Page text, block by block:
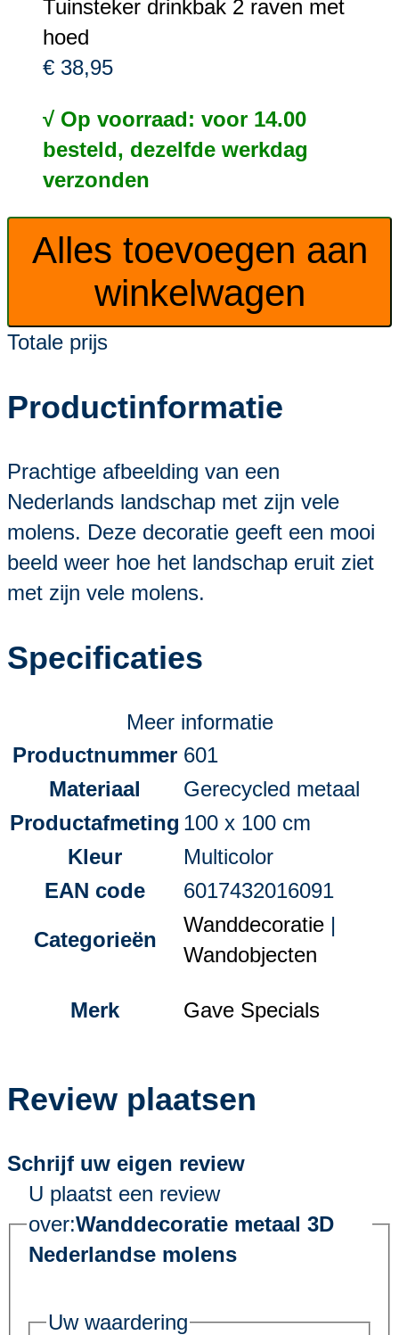
Tuinsteker drinkbak 2 raven met
hoed
€ 38,95
√ Op voorraad: voor 14.00
besteld, dezelfde werkdag
verzonden
Alles toevoegen aan
winkelwagen
Totale prijs
Productinformatie
Prachtige afbeelding van een
Nederlands landschap met zijn vele
molens. Deze decoratie geeft een mooi
beeld weer hoe het landschap eruit ziet
met zijn vele molens.
Specificaties
Meer informatie
Productnummer 601
Materiaal
Gerecycled metaal
Productafmeting 100 x 100 cm
Kleur
Multicolor
EAN code
6017432016091
Categorieën
Wanddecoratie |
Wandobjecten
Merk Gave Specials
Review plaatsen
Schrijf uw eigen review
U plaatst een review
over:Wanddecoratie metaal 3D
Nederlandse molens
Uw waardering